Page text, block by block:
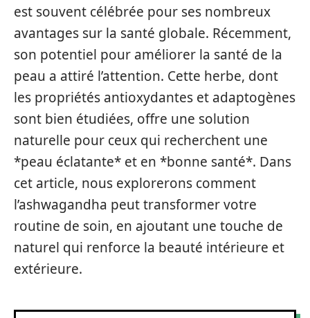
est souvent célébrée pour ses nombreux
avantages sur la santé globale. Récemment,
son potentiel pour améliorer la santé de la
peau a attiré l’attention. Cette herbe, dont
les propriétés antioxydantes et adaptogènes
sont bien étudiées, offre une solution
naturelle pour ceux qui recherchent une
*peau éclatante* et en *bonne santé*. Dans
cet article, nous explorerons comment
l’ashwagandha peut transformer votre
routine de soin, en ajoutant une touche de
naturel qui renforce la beauté intérieure et
extérieure.